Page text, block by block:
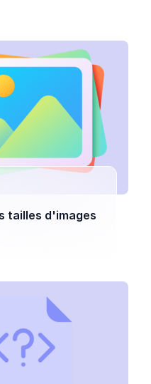
tailles d'images